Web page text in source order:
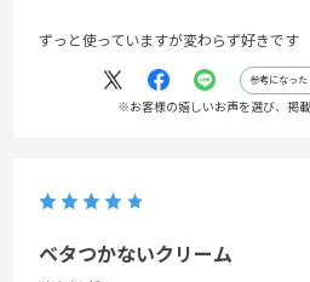
ずっと使っていますが変わらず好きです
参考になった
※お客様の嬉しいお声を選び、掲
ベタつかないクリーム